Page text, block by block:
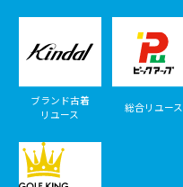
ブランド古着
リユース
総合リユース